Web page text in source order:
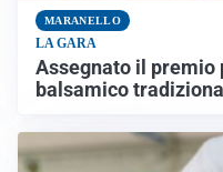
MARANELLO
LA GARA
Assegnato il
balsamico